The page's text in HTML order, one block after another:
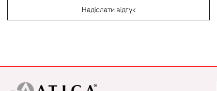
Надіслати відгук